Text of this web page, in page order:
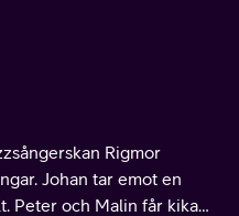
Rigmor
Johan tar emot en
Peter och Malin får kika